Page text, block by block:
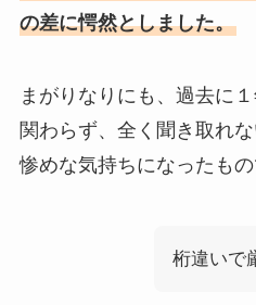
の差に愕然としました。
まがりなりにも、過去に
関わらず、全く聞き取れ
惨めな気持ちになったもの
桁違いで